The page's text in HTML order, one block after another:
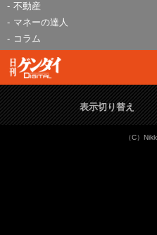
不動産
マネーの達人
コラム
表示切り替え
（C）